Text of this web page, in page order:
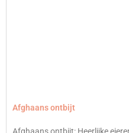
Afghaans ontbijt